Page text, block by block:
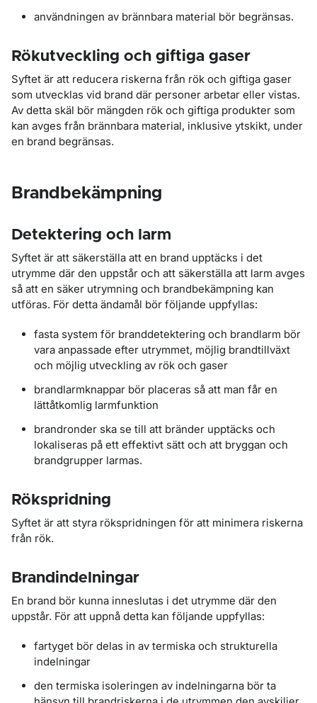
användningen av brännbara material bör begränsas.
Rökutveckling och giftiga gaser
Syftet är att reducera riskerna från rök och giftiga gaser
som utvecklas vid brand där personer arbetar eller vistas.
Av detta skäl bör mängden rök och giftiga produkter som
kan avges från brännbara material, inklusive ytskikt, under
en brand begränsas.
Brandbekämpning
Detektering och larm
Syftet är att säkerställa att en brand upptäcks i det
utrymme där den uppstår och att säkerställa att larm avges
så att en säker utrymning och brandbekämpning kan
utföras. För detta ändamål bör följande uppfyllas:
fasta system för branddetektering och brandlarm bör
vara anpassade efter utrymmet, möjlig brandtillväxt
och möjlig utveckling av rök och gaser
brandlarmknappar bör placeras så att man får en
lättåtkomlig larmfunktion
brandronder ska se till att bränder upptäcks och
lokaliseras på ett effektivt sätt och att bryggan och
brandgrupper larmas.
Rökspridning
Syftet är att styra rökspridningen för att minimera riskerna
från rök.
Brandindelningar
En brand bör kunna inneslutas i det utrymme där den
uppstår. För att uppnå detta kan följande uppfyllas:
fartyget bör delas in av termiska och strukturella
indelningar
den termiska isoleringen av indelningarna bör ta